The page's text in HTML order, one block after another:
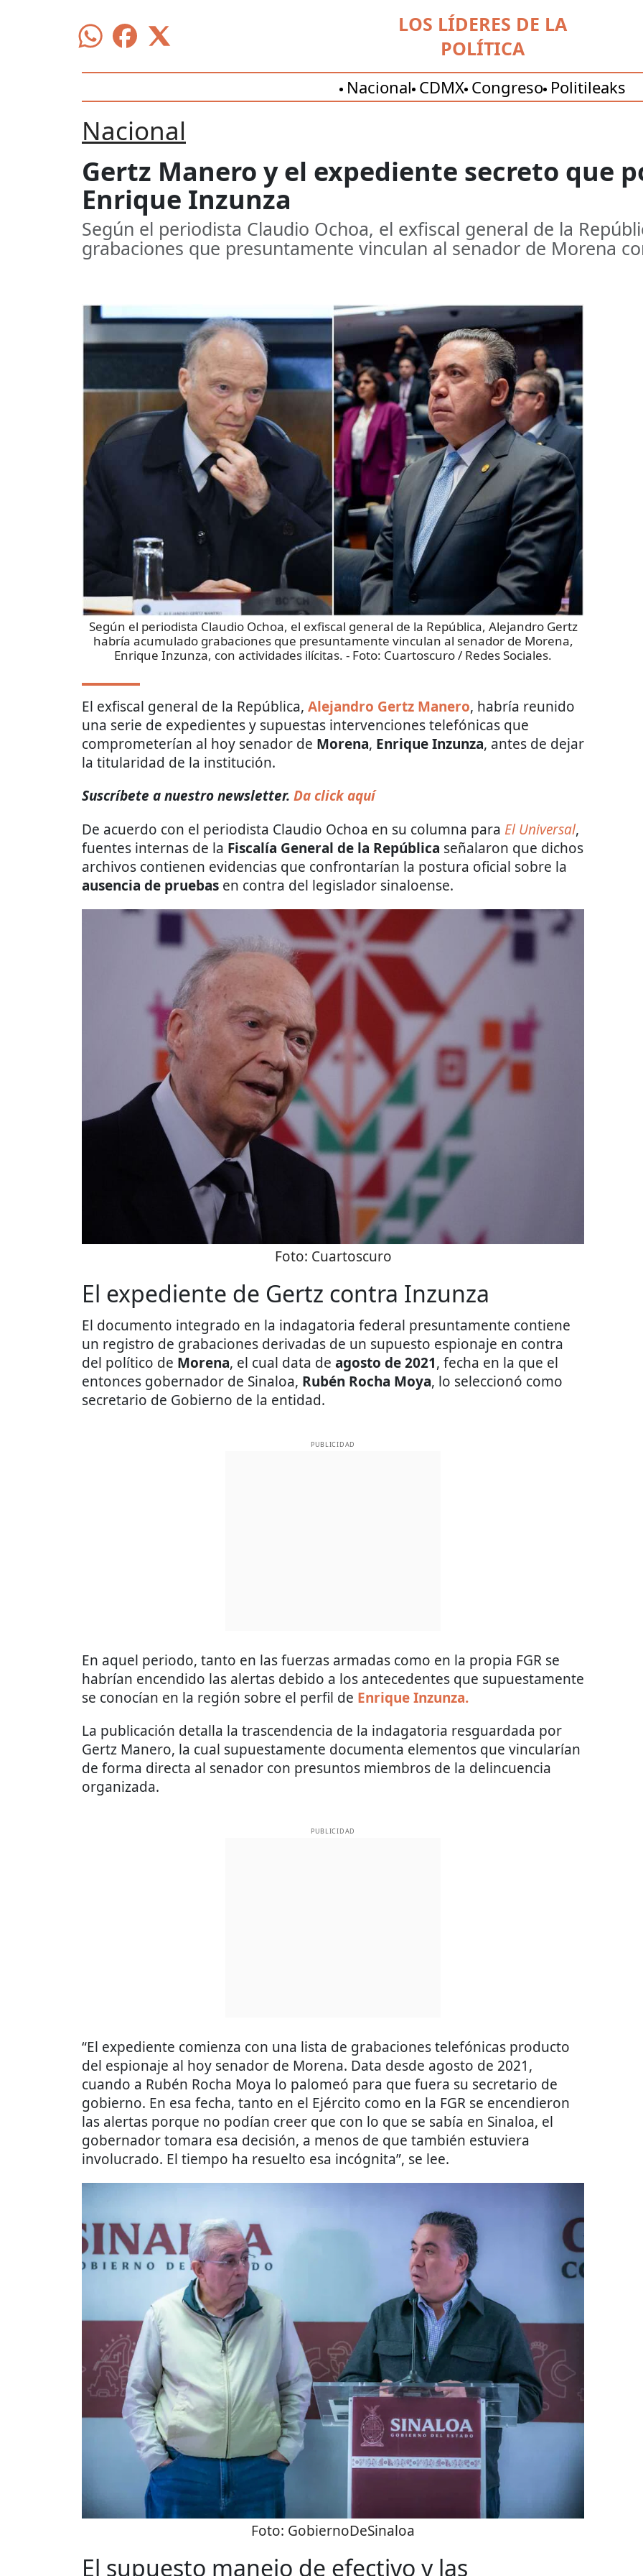
LOS LÍDERES DE LA
POLÍTICA
Nacional CDMX Congreso Politileaks
Nacional
Gertz Manero y el expediente secreto que
Enrique Inzunza
Según el periodista Claudio Ochoa, el exfiscal general de la
grabaciones que presuntamente vinculan al senador de Morena
Según el periodista Claudio Ochoa, el exfiscal general de la República, Alejandro Gertz
habría acumulado grabaciones que presuntamente vinculan al senador de Morena,
Enrique Inzunza, con actividades ilícitas. - Foto: Cuartoscuro / Redes Sociales.
El exfiscal general de la República, Alejandro Gertz Manero, habría reunido
una serie de expedientes y supuestas intervenciones telefónicas que
comprometerían al hoy senador de Morena, Enrique Inzunza, antes de dejar
la titularidad de la institución.
Suscríbete a nuestro newsletter. Da click aquí
De acuerdo con el periodista Claudio Ochoa en su columna para El Universal,
fuentes internas de la Fiscalía General de la República señalaron que dichos
archivos contienen evidencias que confrontarían la postura oficial sobre la
ausencia de pruebas en contra del legislador sinaloense.
Foto: Cuartoscuro
El expediente de Gertz contra Inzunza
El documento integrado en la indagatoria federal presuntamente contiene
un registro de grabaciones derivadas de un supuesto espionaje en contra
del político de Morena, el cual data de agosto de 2021, fecha en la que el
entonces gobernador de Sinaloa, Rubén Rocha Moya, lo seleccionó como
secretario de Gobierno de la entidad.
PUBLICIDAD
En aquel periodo, tanto en las fuerzas armadas como en la propia FGR se
habrían encendido las alertas debido a los antecedentes que supuestamente
se conocían en la región sobre el perfil de Enrique Inzunza.
La publicación detalla la trascendencia de la indagatoria resguardada por
Gertz Manero, la cual supuestamente documenta elementos que vincularían
de forma directa al senador con presuntos miembros de la delincuencia
organizada.
PUBLICIDAD
“El expediente comienza con una lista de grabaciones telefónicas producto
del espionaje al hoy senador de Morena. Data desde agosto de 2021,
cuando a Rubén Rocha Moya lo palomeó para que fuera su secretario de
gobierno. En esa fecha, tanto en el Ejército como en la FGR se encendieron
las alertas porque no podían creer que con lo que se sabía en Sinaloa, el
gobernador tomara esa decisión, a menos de que también estuviera
involucrado. El tiempo ha resuelto esa incógnita”, se lee.
Foto: GobiernoDeSinaloa
El supuesto manejo de efectivo y las